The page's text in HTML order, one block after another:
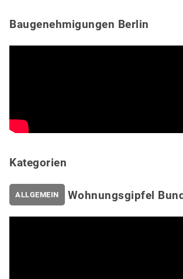
Baugenehmigungen Berlin
Kategorien
ALLGEMEIN Wohnungsgipfel